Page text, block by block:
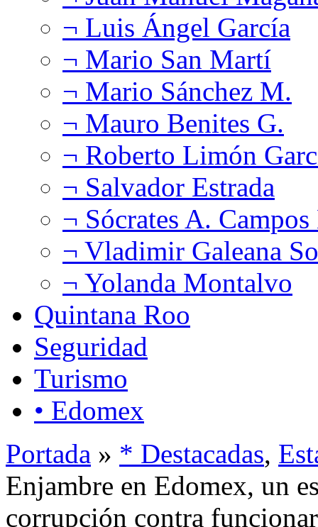
¬ Luis Ángel García
¬ Mario San Martí
¬ Mario Sánchez M.
¬ Mauro Benites G.
¬ Roberto Limón
¬ Salvador Estrada
¬ Sócrates A.
¬ Vladimir Galeana
¬ Yolanda Montalvo
Quintana Roo
Seguridad
Turismo
• Edomex
Portada » * Destacadas,
Enjambre en Edomex, un
corrupción contra